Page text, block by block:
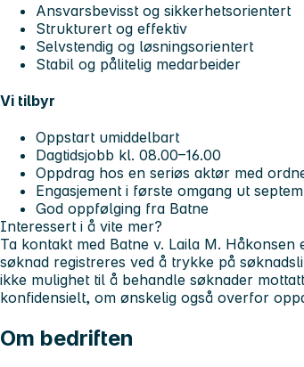
Ansvarsbevisst og sikkerhetsorientert
Strukturert og effektiv
Selvstendig og løsningsorientert
Stabil og pålitelig medarbeider
Vi tilbyr
Oppstart umiddelbart
Dagtidsjobb kl. 08.00–16.00
Oppdrag hos en seriøs aktør med
Engasjement i første omgang ut
God oppfølging fra Batne
Interessert i å vite mer?
Ta kontakt med Batne v. Laila M.
søknad registreres ved å trykke på
ikke mulighet til å behandle søknader
konfidensielt, om ønskelig også overfor
Om bedriften